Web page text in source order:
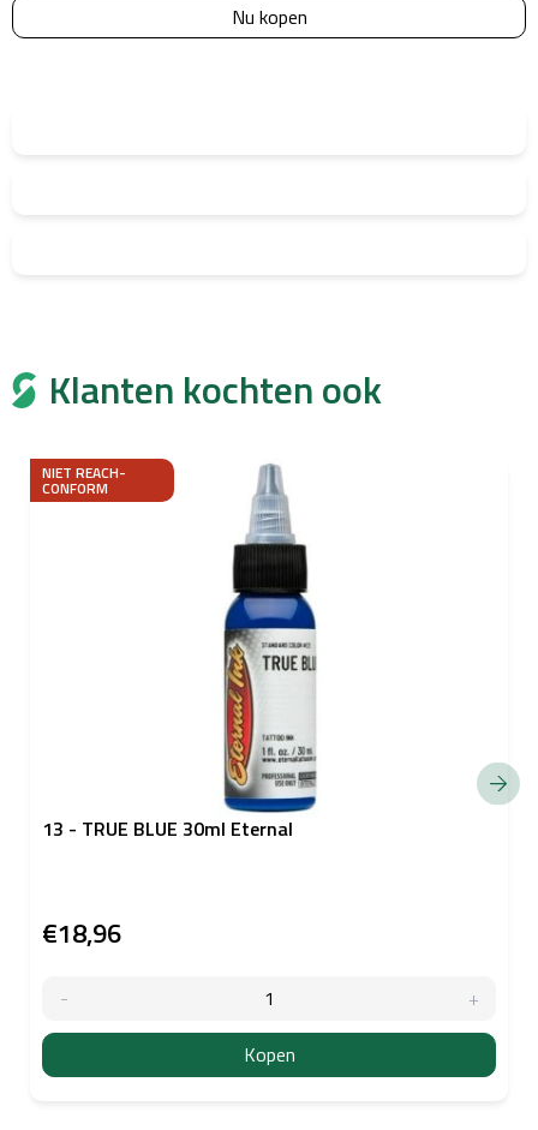
Nu kopen
Klanten kochten ook
NIET REACH-
CONFORM
13 - TRUE BLUE 30ml Eternal
€18,96
Kopen